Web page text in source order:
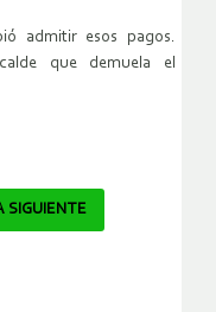
admitir esos pagos.
que demuela el
SIGUIENTE